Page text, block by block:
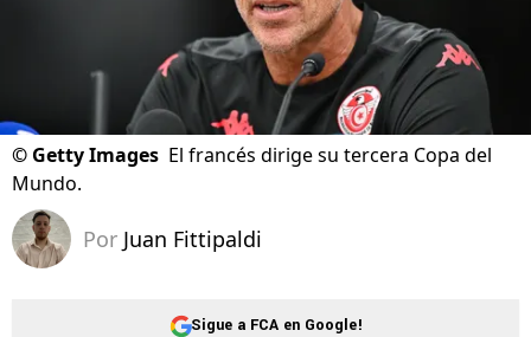
© Getty Images El francés dirige su tercera Copa del
Mundo.
Por Juan Fittipaldi
Sigue a FCA en Google!